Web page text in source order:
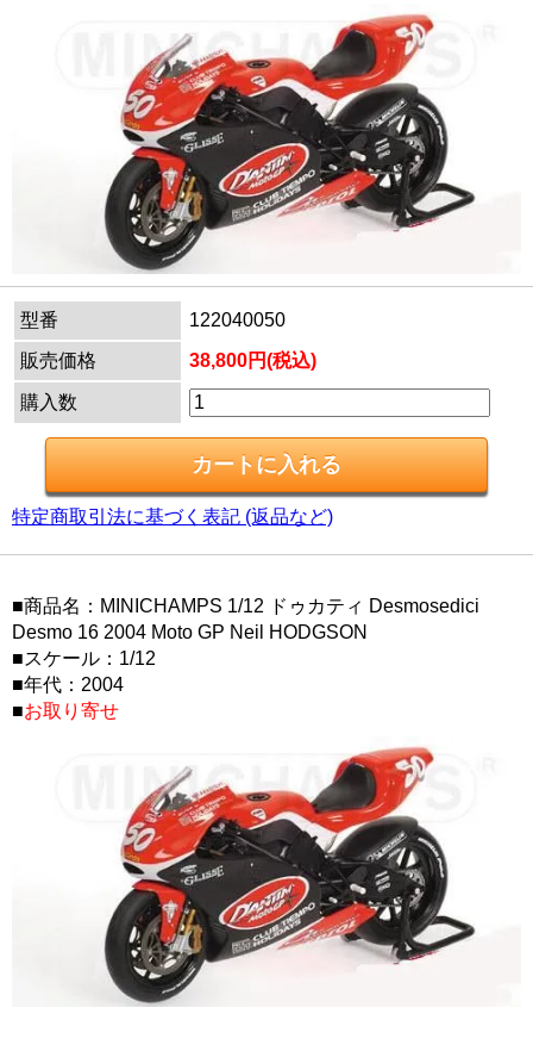
型番
122040050
販売価格
38,800円(税込)
購入数
特定商取引法に基づく表記 (返品など)
■商品名：MINICHAMPS 1/12 ドゥカティ Desmosedici
Desmo 16 2004 Moto GP Neil HODGSON
■スケール：1/12
■年代：2004
■お取り寄せ